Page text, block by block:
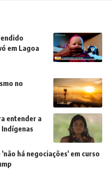
em Lagoa
no
entender a
há negociações' em curso